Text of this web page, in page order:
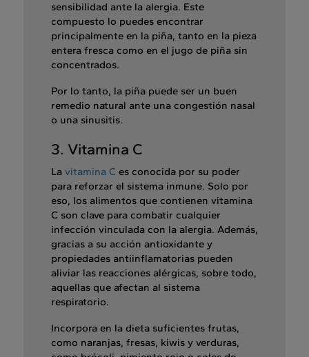
sensibilidad ante la alergia. Este
compuesto lo puedes encontrar
principalmente en la piña, tanto en la pieza
entera fresca como en el jugo de piña sin
concentrados.
Por lo tanto, la piña puede ser un buen
remedio natural ante una congestión nasal
o una sinusitis.
3. Vitamina C
La vitamina C es conocida por su poder
para reforzar el sistema inmune. Solo por
eso, los alimentos que contienen vitamina
C son clave para combatir cualquier
infección vinculada con la alergia. Además,
gracias a su acción antioxidante y
propiedades antiinflamatorias pueden
aliviar las reacciones alérgicas, sobre todo,
aquellas que afectan al sistema
respiratorio.
Incorpora en la dieta suficientes frutas,
como naranjas, fresas, kiwis y verduras,